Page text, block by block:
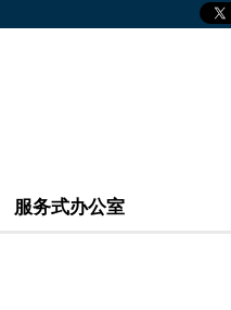
服务式办公室